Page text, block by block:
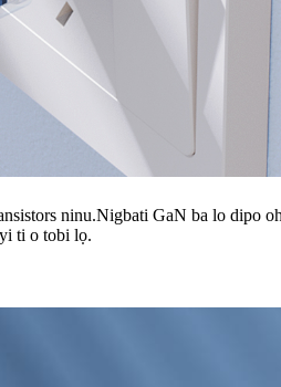
ninu.Nigbati GaN ba lo dipo
ti o tobi lọ.